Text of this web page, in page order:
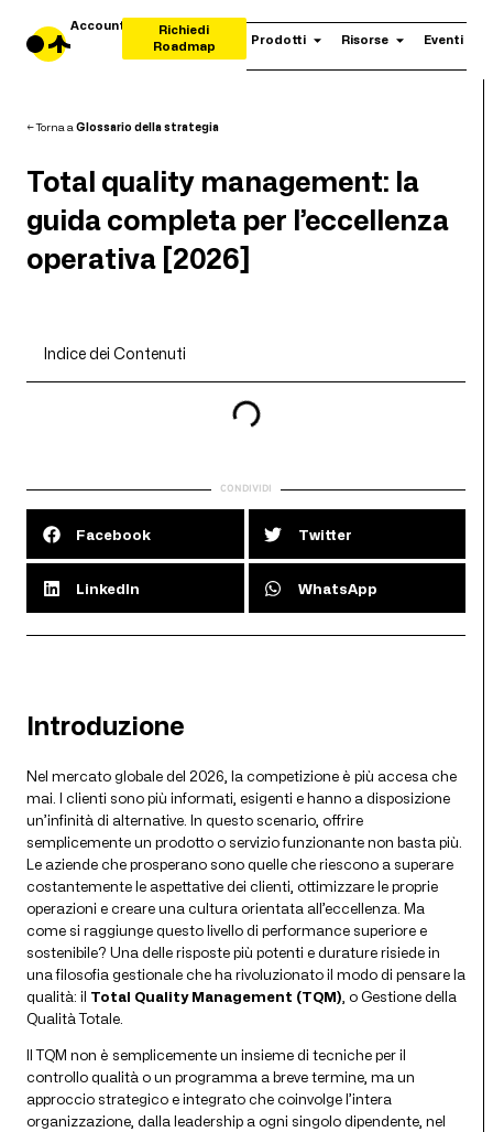
Prodotti Risorse Eventi
Account
Richiedi
Roadmap
← Torna a Glossario della strategia
Total quality management: la
guida completa per l’eccellenza
operativa [2026]
Indice dei Contenuti
CONDIVIDI
Facebook Twitter
LinkedIn WhatsApp
Introduzione
Nel mercato globale del 2026, la competizione è più accesa che
mai. I clienti sono più informati, esigenti e hanno a disposizione
un’infinità di alternative. In questo scenario, offrire
semplicemente un prodotto o servizio funzionante non basta più.
Le aziende che prosperano sono quelle che riescono a superare
costantemente le aspettative dei clienti, ottimizzare le proprie
operazioni e creare una cultura orientata all’eccellenza. Ma
come si raggiunge questo livello di performance superiore e
sostenibile? Una delle risposte più potenti e durature risiede in
una filosofia gestionale che ha rivoluzionato il modo di pensare la
qualità: il Total Quality Management (TQM) , o Gestione della
Qualità Totale.
Il TQM non è semplicemente un insieme di tecniche per il
controllo qualità o un programma a breve termine, ma un
approccio strategico e integrato che coinvolge l’intera
organizzazione, dalla leadership a ogni singolo dipendente, nel